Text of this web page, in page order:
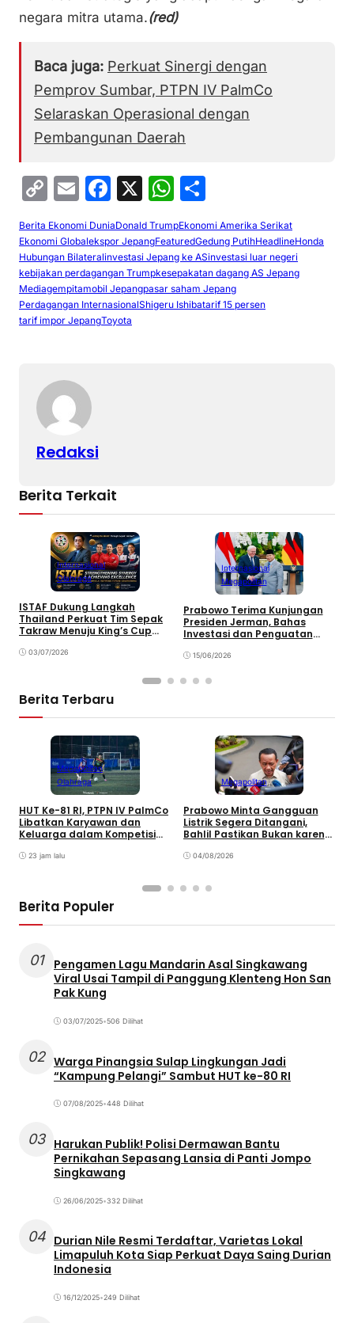
negara mitra utama.(red)
Baca juga: Perkuat Sinergi dengan
Pemprov Sumbar, PTPN IV PalmCo
Selaraskan Operasional dengan
Pembangunan Daerah
C
p
y
Li
n
E
ai
l
F
c
e
b
o
X
W
at
s
A
p
ar
e
Berita Ekonomi DuniaDonald TrumpEkonomi Amerika Serikat
Ekonomi Globalekspor JepangFeaturedGedung PutihHeadlineHonda
Hubungan Bilateralinvestasi Jepang ke ASinvestasi luar negeri
kebijakan perdagangan Trumpkesepakatan dagang AS Jepang
Mediagempitamobil Jepangpasar saham Jepang
Perdagangan InternasionalShigeru Ishibatarif 15 persen
tarif impor JepangToyota
Redaksi
Berita Terkait
Internasional
Olahraga
ISTAF Dukung Langkah
Thailand Perkuat Tim Sepak
Takraw Menuju King’s Cup
03/07/2026
Internasional
Megapolitan
Prabowo Terima Kunjungan
Presiden Jerman, Bahas
Investasi dan Penguatan
15/06/2026
Berita Terbaru
Megapolitan
Olahraga
HUT Ke-81 RI, PTPN IV PalmCo
Libatkan Karyawan dan
Keluarga dalam Kompetisi
23 jam lalu
Megapolitan
Prabowo Minta Gangguan
Listrik Segera Ditangani,
Bahlil Pastikan Bukan karena
04/08/2026
Berita Populer
01
Pengamen Lagu Mandarin Asal Singkawang
Viral Usai Tampil di Panggung Klenteng Hon San
Pak Kung
03/07/2025•506 Dilihat
02 Warga Pinangsia Sulap Lingkungan Jadi
“Kampung Pelangi” Sambut HUT ke-80 RI
07/08/2025•448 Dilihat
03 Harukan Publik! Polisi Dermawan Bantu
Pernikahan Sepasang Lansia di Panti Jompo
Singkawang
26/06/2025•332 Dilihat
04 Durian Nile Resmi Terdaftar, Varietas Lokal
Limapuluh Kota Siap Perkuat Daya Saing Durian
Indonesia
16/12/2025•249 Dilihat